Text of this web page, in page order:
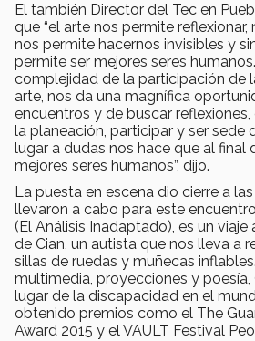
El también Director del Tec en
que “el arte nos permite reflexionar,
nos permite hacernos invisibles y
permite ser mejores seres
complejidad de la participación de
arte, nos da una magnífica
encuentros y de buscar
la planeación, participar y ser sede
lugar a dudas nos hace que al final
mejores seres humanos”, dijo.
La puesta en escena dio cierre a
llevaron a cabo para este
(El Análisis Inadaptado), es un
de Cian, un autista que nos lleva a
sillas de ruedas y muñecas
multimedia, proyecciones y poesía,
lugar de la discapacidad en el
obtenido premios como el The
Award 2015 y el VAULT Festival